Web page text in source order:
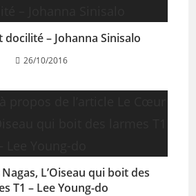
docilité – Johanna Sinisalo
26/10/2016
L’Oiseau qui boit des
T1 – Lee Young-do